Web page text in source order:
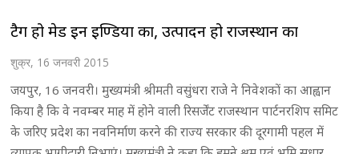
टैग हो मेड इन इण्डिया का, उत्पादन हो राजस्थान का
शुक्र, 16 जनवरी 2015
जयपुर, 16 जनवरी। मुख्यमंत्री श्रीमती वसुंधरा राजे ने निवेशकों का आह्वान
किया है कि वे नवम्बर माह में होने वाली रिसर्जेंट राजस्थान पार्टनरशिप समिट
के जरिए प्रदेश का नवनिर्माण करने की राज्य सरकार की दूरगामी पहल में